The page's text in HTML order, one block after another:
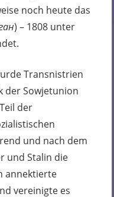
noch heute das
) – 1808 unter
Transnistrien
der Sowjetunion
der
und nach dem
und Stalin die
annektierte
vereinigte es